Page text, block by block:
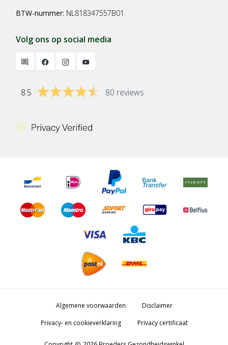
BTW-nummer: NL818347557B01
Volg ons op social media
8.5 80 reviews
Algemene voorwaarden
Disclaimer
Privacy- en cookieverklaring
Privacy certificaat